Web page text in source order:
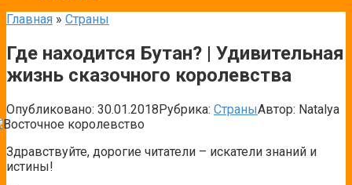
Главная » Страны
Где находится Бутан? | Удивительная
жизнь сказочного королевства
Опубликовано: 30.01.2018Рубрика: СтраныАвтор: Natalya
Здравствуйте, дорогие читатели – искатели знаний и
истины!